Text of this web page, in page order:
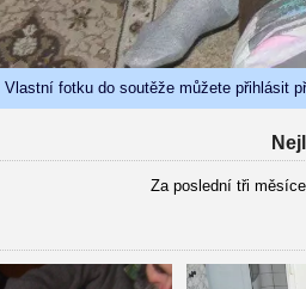
Vlastní fotku do soutěže můžete přihlásit
Za poslední tři